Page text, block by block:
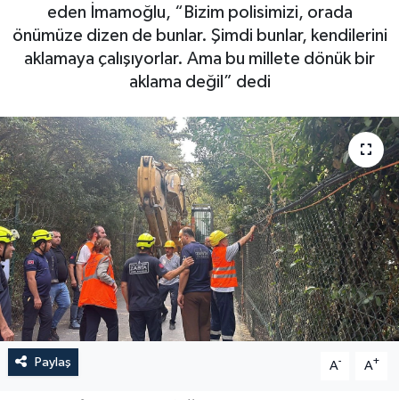
eden İmamoğlu, “Bizim polisimizi, orada
önümüze dizen de bunlar. Şimdi bunlar, kendilerini
aklamaya çalışıyorlar. Ama bu millete dönük bir
aklama değil” dedi
Paylaş A- A+